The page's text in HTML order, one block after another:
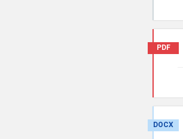
PDF
DOCX